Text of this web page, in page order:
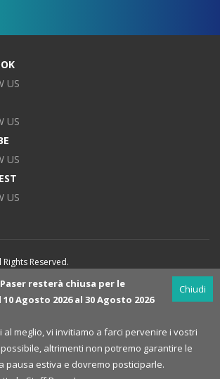
US
US
US
US
Rights Reserved.
Chiudi
resterà chiusa per le
Agosto 2026 al 30 Agosto 2026
meglio, vi invitiamo a farci pervenire i vostri
altrimenti non potremo garantire le
pausa estiva e dovremo posticiparle.